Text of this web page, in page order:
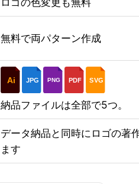
無料で両パターン作成
Ai JPG PNG PDF SVG
納品ファイルは全部で5つ。
データ納品と同時にロゴの著
ます